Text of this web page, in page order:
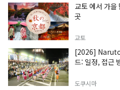
교토 에서 가을
곳
교토
[2026]
드: 일정, 접근
도쿠시마